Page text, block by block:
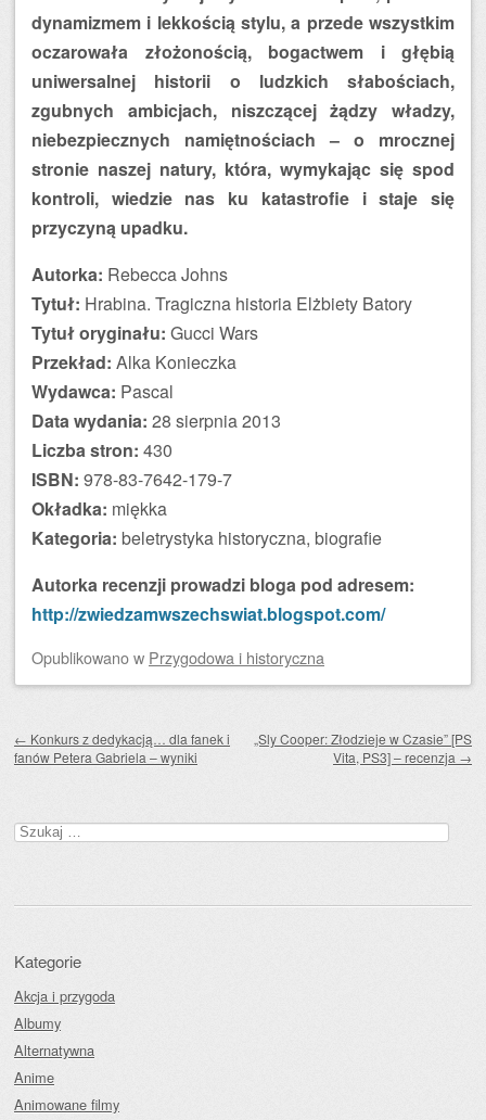
dynamizmem i lekkością stylu, a przede wszystkim
oczarowała złożonością, bogactwem i głębią
uniwersalnej historii o ludzkich słabościach,
zgubnych ambicjach, niszczącej żądzy władzy,
niebezpiecznych namiętnościach – o mrocznej
stronie naszej natury, która, wymykając się spod
kontroli, wiedzie nas ku katastrofie i staje się
przyczyną upadku.
Autorka: Rebecca Johns
Tytuł: Hrabina. Tragiczna historia Elżbiety Batory
Tytuł oryginału: Gucci Wars
Przekład: Alka Konieczka
Wydawca: Pascal
Data wydania: 28 sierpnia 2013
Liczba stron: 430
ISBN: 978-83-7642-179-7
Okładka: miękka
Kategoria: beletrystyka historyczna, biografie
Autorka recenzji prowadzi bloga pod adresem:
http://zwiedzamwszechswiat.blogspot.com/
Opublikowanow Przygodowa i historyczna
← Konkurs z dedykacją… dla fanek i
fanów Petera Gabriela – wyniki
„Sly Cooper: Złodzieje w Czasie” [PS
Vita, PS3] – recenzja →
Szukaj:
Kategorie
Akcja i przygoda
Albumy
Alternatywna
Anime
Animowane filmy